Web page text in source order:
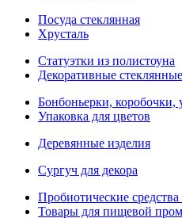
Посуда стеклянная
Хрусталь
Статуэтки из полистоуна
Декоративные
Бонбоньерки, коробочки,
Упаковка для цветов
Деревянные изделия
Сургуч для декора
Пробиотические
Товары для пищевой